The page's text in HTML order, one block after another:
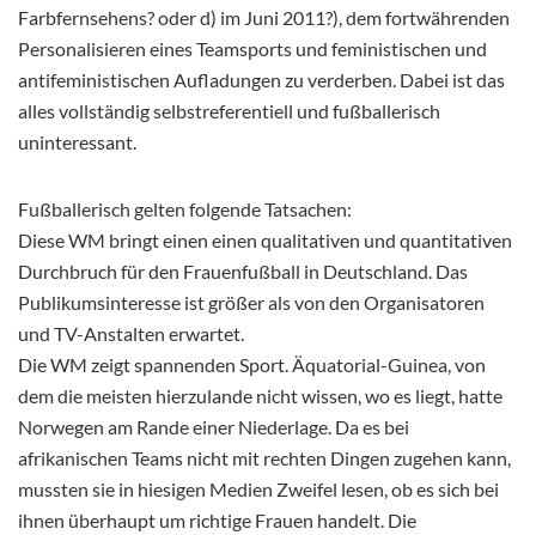
Farbfernsehens? oder d) im Juni 2011?), dem fortwährenden
Personalisieren eines Teamsports und feministischen und
antifeministischen Aufladungen zu verderben. Dabei ist das
alles vollständig selbstreferentiell und fußballerisch
uninteressant.
Fußballerisch gelten folgende Tatsachen:
Diese WM bringt einen einen qualitativen und quantitativen
Durchbruch für den Frauenfußball in Deutschland. Das
Publikumsinteresse ist größer als von den Organisatoren
und TV-Anstalten erwartet.
Die WM zeigt spannenden Sport. Äquatorial-Guinea, von
dem die meisten hierzulande nicht wissen, wo es liegt, hatte
Norwegen am Rande einer Niederlage. Da es bei
afrikanischen Teams nicht mit rechten Dingen zugehen kann,
mussten sie in hiesigen Medien Zweifel lesen, ob es sich bei
ihnen überhaupt um richtige Frauen handelt. Die